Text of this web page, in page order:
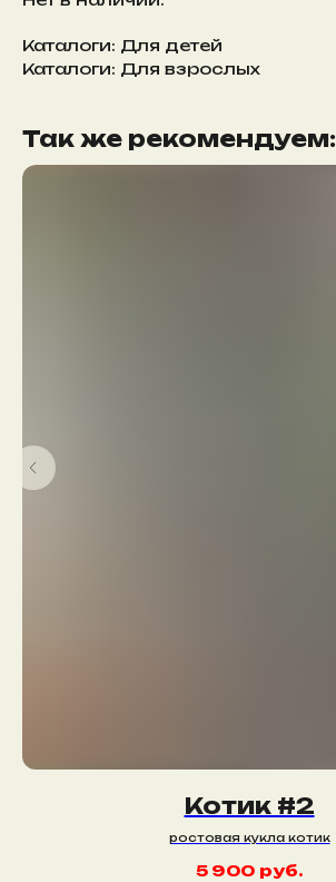
Каталоги: Для детей
Каталоги: Для взрослых
Так же рекомендуем:
Котик #2
ростовая кукла котик
5 900 руб.